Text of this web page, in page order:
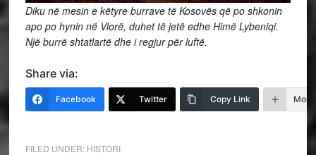
Diku në mesin e këtyre burrave të Kosovës që po shkonin
apo po hynin në Vlorë, duhet të jetë edhe Himë Lybeniqi.
Një burrë shtatlartë dhe i regjur për luftë.
Share via:
Facebook Twitter Copy Link More
FILED UNDER: HISTORI